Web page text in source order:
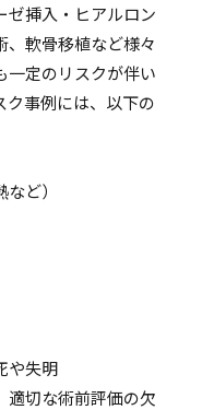
ゼ挿入・ヒアルロン
、軟骨移植など様々
一定のリスクが伴い
ク事例には、以下の
ど）
や失明
適切な術前評価の欠